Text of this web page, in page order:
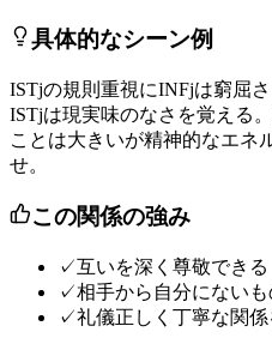
具体的なシーン例
ISTjの規則 重視にINFjは窮屈さ
ISTjは現実味のなさ を覚 え る 。
こ と は大き いが精神的なエネ
せ。
この関係の強み
✓互いを深く尊敬できる
✓相手から自分にない
✓礼儀正しく丁寧な関係